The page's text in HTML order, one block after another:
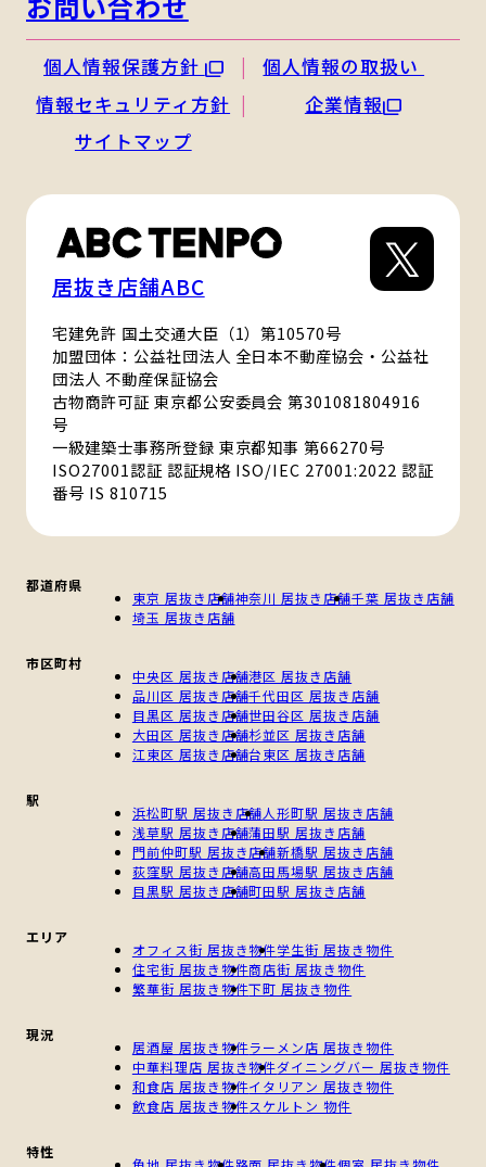
個人情報保護方針
個人情報の取扱い
情報セキュリティ方針
企業情報
サイトマップ
居抜き店舗ABC
宅建免許 国土交通大臣（1）第10570号
加盟団体：公益社団法人 全日本不動産協会・公益社
団法人 不動産保証協会
古物商許可証 東京都公安委員会 第301081804916
号
一級建築士事務所登録 東京都知事 第66270号
ISO27001認証 認証規格 ISO/IEC 27001:2022 認証
番号 IS 810715
都道府県
東京 居抜き店舗神奈川 居抜き店舗千葉 居抜き店舗
埼玉 居抜き店舗
市区町村
中央区 居抜き店舗港区 居抜き店舗
品川区 居抜き店舗千代田区 居抜き店舗
目黒区 居抜き店舗世田谷区 居抜き店舗
大田区 居抜き店舗杉並区 居抜き店舗
江東区 居抜き店舗台東区 居抜き店舗
駅
浜松町駅 居抜き店舗人形町駅 居抜き店舗
浅草駅 居抜き店舗蒲田駅 居抜き店舗
門前仲町駅 居抜き店舗新橋駅 居抜き店舗
荻窪駅 居抜き店舗高田馬場駅 居抜き店舗
目黒駅 居抜き店舗町田駅 居抜き店舗
エリア
オフィス街 居抜き物件学生街 居抜き物件
住宅街 居抜き物件商店街 居抜き物件
繁華街 居抜き物件下町 居抜き物件
現況
居酒屋 居抜き物件ラーメン店 居抜き物件
中華料理店 居抜き物件ダイニングバー 居抜き物件
和食店 居抜き物件イタリアン 居抜き物件
飲食店 居抜き物件スケルトン 物件
特性